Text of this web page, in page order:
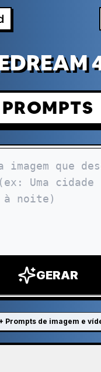
PROMPTS
GERAR
Prompts de imagem e